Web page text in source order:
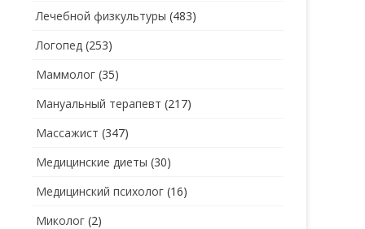
Лечебной физкультуры (483)
Логопед (253)
Маммолог (35)
Мануальный терапевт (217)
Массажист (347)
Медицинские диеты (30)
Медицинский психолог (16)
Миколог (2)